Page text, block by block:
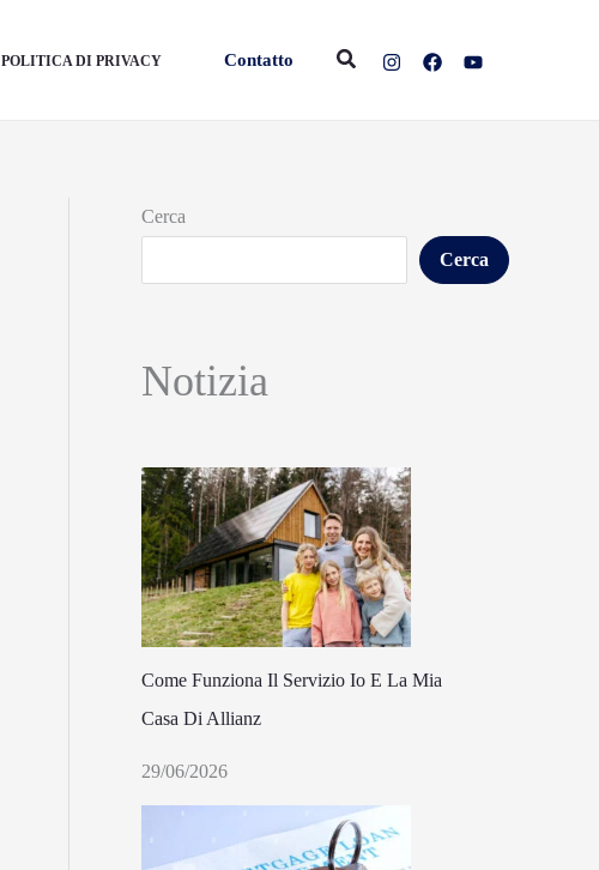
POLITICA DI PRIVACY Contatto Cerca
Cerca
Cerca
Notizia
Come Funziona Il Servizio Io E La Mia
Casa Di Allianz
29/06/2026